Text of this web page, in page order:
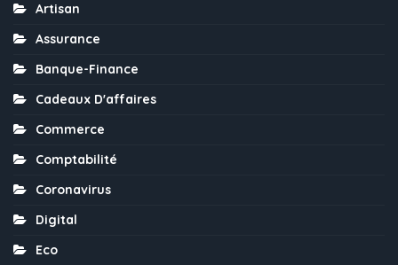
Artisan
Assurance
Banque-Finance
Cadeaux D'affaires
Commerce
Comptabilité
Coronavirus
Digital
Eco